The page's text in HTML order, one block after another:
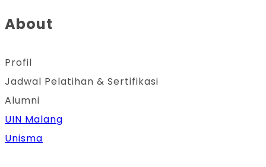
About
Profil
Jadwal Pelatihan & Sertifikasi
Alumni
UIN Malang
Unisma